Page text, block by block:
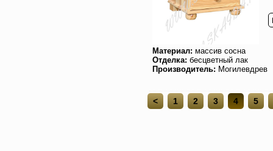
Материал: массив сосна
Отделка: бесцветный лак
Производитель: Могилевдрев
< 1 2 3 4 5